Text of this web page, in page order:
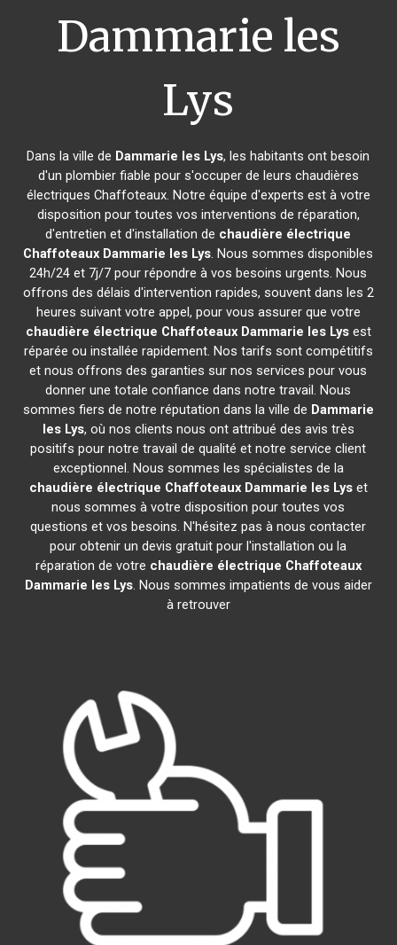
Dammarie les
Lys
Dans la ville de Dammarie les Lys, les habitants ont besoin
d'un plombier fiable pour s'occuper de leurs chaudières
électriques Chaffoteaux. Notre équipe d'experts est à votre
disposition pour toutes vos interventions de réparation,
d'entretien et d'installation de chaudière électrique
Chaffoteaux Dammarie les Lys. Nous sommes disponibles
24h/24 et 7j/7 pour répondre à vos besoins urgents. Nous
offrons des délais d'intervention rapides, souvent dans les 2
heures suivant votre appel, pour vous assurer que votre
chaudière électrique Chaffoteaux Dammarie les Lysest
réparée ou installée rapidement. Nos tarifs sont compétitifs
et nous offrons des garanties sur nos services pour vous
donner une totale confiance dans notre travail. Nous
sommes fiers de notre réputation dans la ville de Dammarie
les Lys, où nos clients nous ont attribué des avis très
positifs pour notre travail de qualité et notre service client
exceptionnel. Nous sommes les spécialistes de la
chaudière électrique Chaffoteaux Dammarie les Lyset
nous sommes à votre disposition pour toutes vos
questions et vos besoins. N'hésitez pas à nous contacter
pour obtenir un devis gratuit pour l'installation ou la
réparation de votre chaudière électrique Chaffoteaux
Dammarie les Lys. Nous sommes impatients de vous aider
à retrouver